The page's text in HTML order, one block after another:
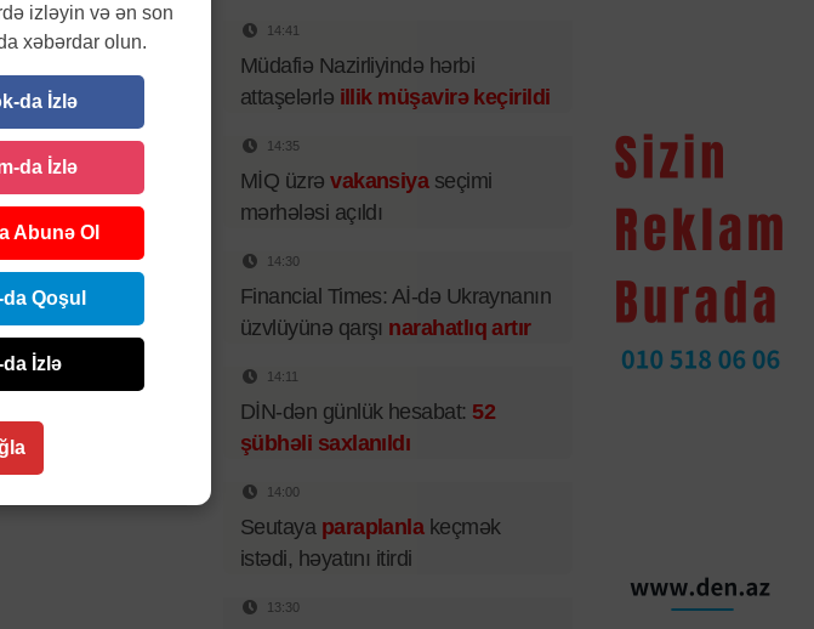
qurbanı
ağır yol
14:41
Müdafiə Nazirliyində hərbi
attaşelərlə illik müşavirə keçirildi
14:35
MİQ üzrəvakansiyaseçimi
mərhələsi açıldı
14:30
Financial Times: Aİ-də Ukraynanın
üzvlüyünə qarşı narahatlıq artır
14:11
DİN-dən günlük hesabat: 52
şübhəli saxlanıldı
14:00
Seutaya paraplanlakeçmək
istədi, həyatını itirdi
13:30
izləyin və ən son
xəbərdar olun.
da İzlə
da İzlə
Abunə Ol
Qoşul
İzlə